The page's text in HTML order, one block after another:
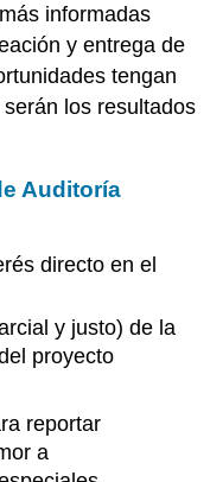
informadas
y entrega de
tengan
los resultados
Auditoría
directo en el
y justo) de la
proyecto
reportar
a